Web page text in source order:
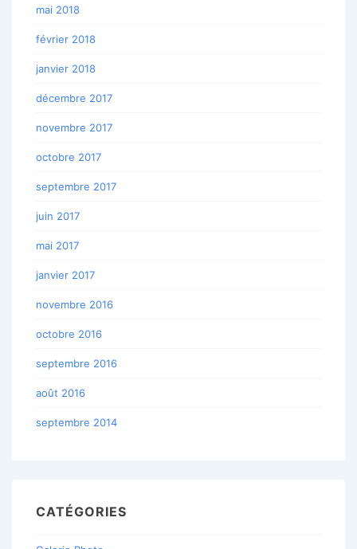
mai 2018
février 2018
janvier 2018
décembre 2017
novembre 2017
octobre 2017
septembre 2017
juin 2017
mai 2017
janvier 2017
novembre 2016
octobre 2016
septembre 2016
août 2016
septembre 2014
CATÉGORIES